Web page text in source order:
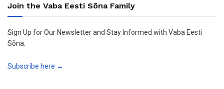
Join the Vaba Eesti Sõna Family
Sign Up for Our Newsletter and Stay Informed with Vaba Eesti
Sõna.
Subscribe here →